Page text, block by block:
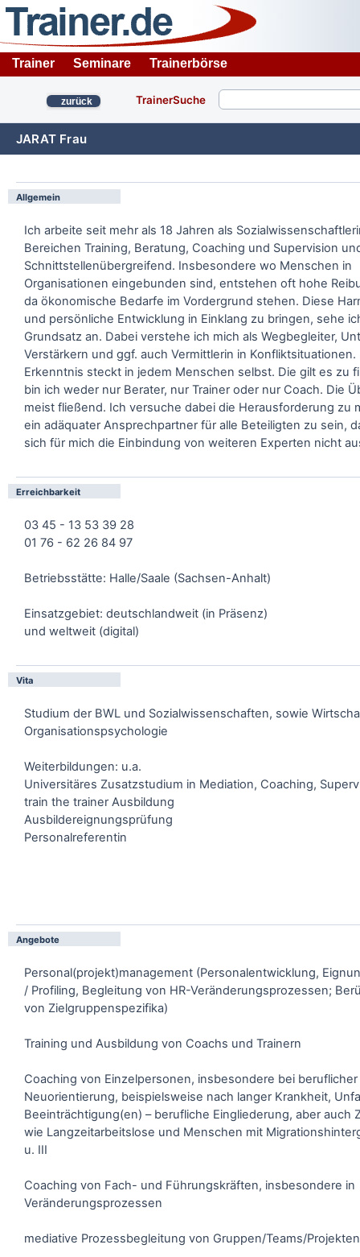
Trainer Seminare Trainerbörse
zurück TrainerSuche
JARAT Frau
Allgemein
Ich arbeite seit mehr als 18 Jahren als
Bereichen Training, Beratung, Coaching und Supervision
Schnittstellenübergreifend. Insbesondere wo Menschen in
Organisationen eingebunden sind, entstehen oft hohe
da ökonomische Bedarfe im Vordergrund stehen. Diese
und persönliche Entwicklung in Einklang zu bringen, sehe
Grundsatz an. Dabei verstehe ich mich als Wegbegleiter,
Verstärkern und ggf. auch Vermittlerin in Konfliktsituationen.
Erkenntnis steckt in jedem Menschen selbst. Die gilt es zu
bin ich weder nur Berater, nur Trainer oder nur Coach. Die
meist fließend. Ich versuche dabei die Herausforderung zu
ein adäquater Ansprechpartner für alle Beteiligten zu sein,
sich für mich die Einbindung von weiteren Experten nicht
Erreichbarkeit
03 45 - 13 53 39 28
01 76 - 62 26 84 97
Betriebsstätte: Halle/Saale (Sachsen-Anhalt)
Einsatzgebiet: deutschlandweit (in Präsenz)
und weltweit (digital)
Vita
Studium der BWL und Sozialwissenschaften, sowie
Organisationspsychologie
Weiterbildungen: u.a.
Universitäres Zusatzstudium in Mediation, Coaching,
train the trainer Ausbildung
Ausbildereignungsprüfung
Personalreferentin
Angebote
Personal(projekt)management (Personalentwicklung,
/ Profiling, Begleitung von HR-Veränderungsprozessen;
von Zielgruppenspezifika)
Training und Ausbildung von Coachs und Trainern
Coaching von Einzelpersonen, insbesondere bei beruflicher
Neuorientierung, beispielsweise nach langer Krankheit,
Beeinträchtigung(en) – berufliche Eingliederung, aber auch
wie Langzeitarbeitslose und Menschen mit
u. III
Coaching von Fach- und Führungskräften, insbesondere in
Veränderungsprozessen
mediative Prozessbegleitung von Gruppen/Teams/Projekten